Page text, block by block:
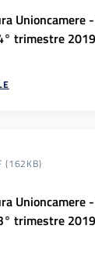
Unioncamere
trimestre 2019
(162KB)
Unioncamere
trimestre 2019